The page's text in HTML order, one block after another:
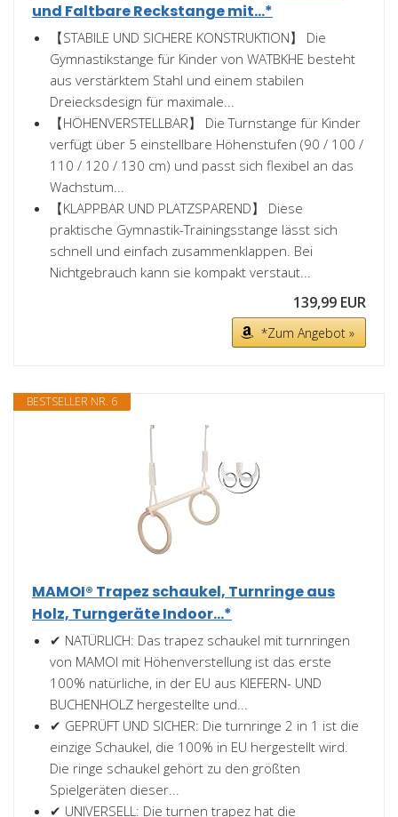
und Faltbare Reckstange mit...*
【STABILE UND SICHERE KONSTRUKTION】 Die
Gymnastikstange für Kinder von WATBKHE besteht
aus verstärktem Stahl und einem stabilen
Dreiecksdesign für maximale...
【HÖHENVERSTELLBAR】 Die Turnstange für Kinder
verfügt über 5 einstellbare Höhenstufen (90 / 100 /
110 / 120 / 130 cm) und passt sich flexibel an das
Wachstum...
【KLAPPBAR UND PLATZSPAREND】 Diese
praktische Gymnastik-Trainingsstange lässt sich
schnell und einfach zusammenklappen. Bei
Nichtgebrauch kann sie kompakt verstaut...
139,99 EUR
*Zum Angebot »
BESTSELLER NR. 6
MAMOI® Trapez schaukel, Turnringe aus
Holz, Turngeräte Indoor...*
✔ NATÜRLICH: Das trapez schaukel mit turnringen
von MAMOI mit Höhenverstellung ist das erste
100% natürliche, in der EU aus KIEFERN- UND
BUCHENHOLZ hergestellte und...
✔ GEPRÜFT UND SICHER: Die turnringe 2 in 1 ist die
einzige Schaukel, die 100% in EU hergestellt wird.
Die ringe schaukel gehört zu den größten
Spielgeräten dieser...
✔ UNIVERSELL: Die turnen trapez hat die